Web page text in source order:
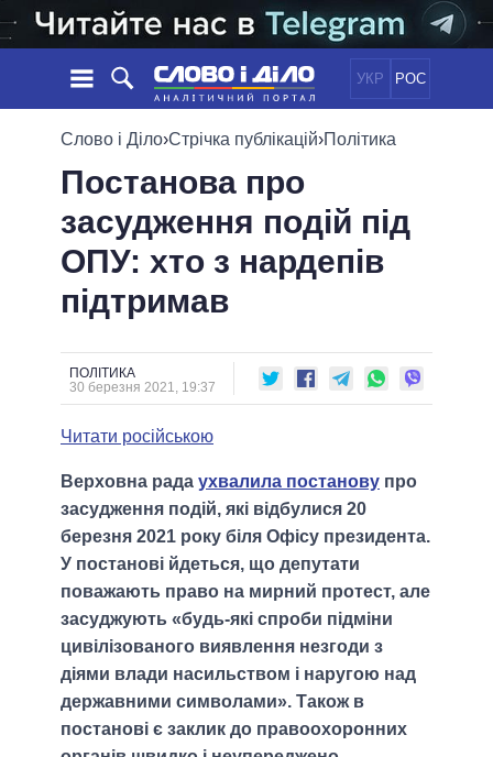
УКР РОС
НОВИНИ
СТРІЧКА
ПОДІЇ
СТАТТІ
ДУМКИ
ОГЛЯДИ
ДАЙДЖЕСТИ
ПОЛІТИКА
ЕКОНОМІКА
СУСПІЛЬСТВО
СВІТ
ОБIЦЯНКИ
ПОЛIТИКИ
УСІ ПОЛІТИКИ
ПРЕЗИДЕНТ І ОФІС
ВЕРХОВНА РАДА
КАБІНЕТ МІНІСТРІВ
МЕРИ МІСТ
ВСІ ПЕРСОНИ
ІНФОГРАФІКА
ПІДТРИМАТИ
ПОРІВНЯННЯ ПОЛІТИКІВ
Слово і Діло›Стрічка публікацій›Політика
Постанова про
засудження подій під
ОПУ: хто з нардепів
підтримав
ПОЛІТИКА
30 березня 2021, 19:37
Читати російською
Верховна рада ухвалила постанову про
засудження подій, які відбулися 20
березня 2021 року біля Офісу президента.
У постанові йдеться, що депутати
поважають право на мирний протест, але
засуджують «будь-які спроби підміни
цивілізованого виявлення незгоди з
діями влади насильством і наругою над
державними символами». Також в
постанові є заклик до правоохоронних